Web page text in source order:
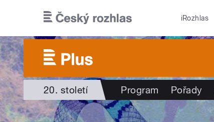
iRozhlas
20. století Program Pořady